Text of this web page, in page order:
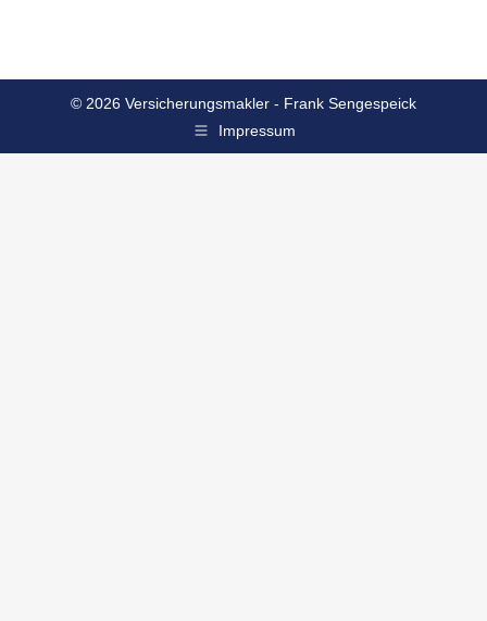
© 2026 Versicherungsmakler - Frank Sengespeick
Impressum